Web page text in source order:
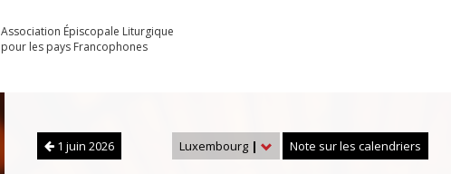
Association Épiscopale Liturgique
pour les pays Francophones
1 juin 2026 Luxembourg | Note sur les calendriers